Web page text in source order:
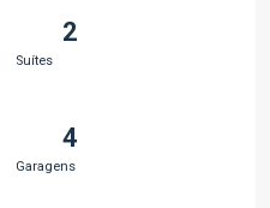
2
Suítes
4
Garagens